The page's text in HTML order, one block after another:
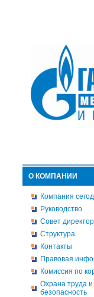
О КОМПАНИИ
Компания
Руководство
Совет
Структура
Контакты
Правовая
Комиссия по
Охрана труда
безопасность